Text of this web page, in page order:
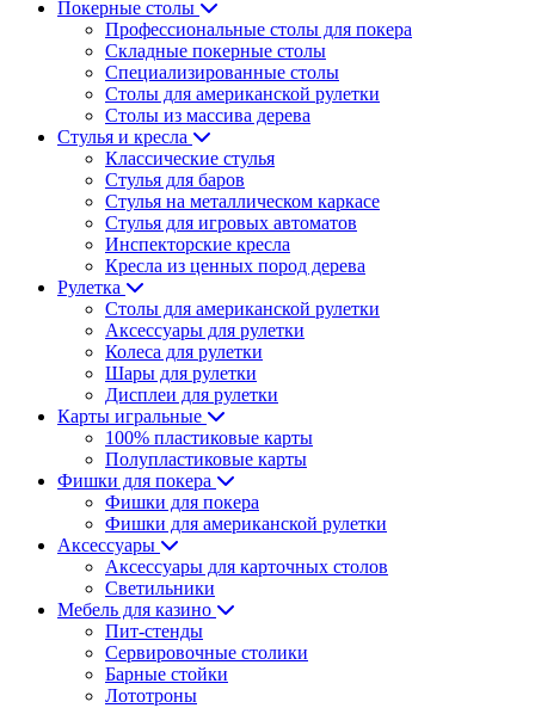
Покерные столы
Профессиональные столы для покера
Складные покерные столы
Специализированные столы
Столы для американской рулетки
Столы из массива дерева
Стулья и кресла
Классические стулья
Стулья для баров
Стулья на металлическом каркасе
Стулья для игровых автоматов
Инспекторские кресла
Кресла из ценных пород дерева
Рулетка
Столы для американской рулетки
Аксессуары для рулетки
Колеса для рулетки
Шары для рулетки
Дисплеи для рулетки
Карты игральные
100% пластиковые карты
Полупластиковые карты
Фишки для покера
Фишки для покера
Фишки для американской рулетки
Аксессуары
Аксессуары для карточных столов
Светильники
Мебель для казино
Пит-стенды
Сервировочные столики
Барные стойки
Лототроны